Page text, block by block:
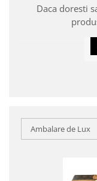
Daca doresti
Ambalare de Lux